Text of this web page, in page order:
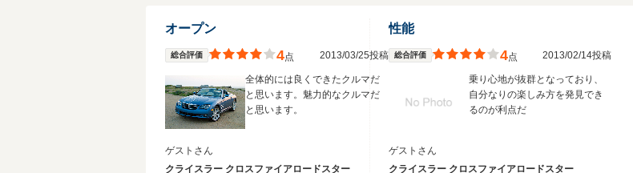
オープン
総合評価 4点 2013/03/25投稿
全体的には良くできたクルマだ
と思います。魅力的なクルマだ
と思います。
ゲストさん
クライスラー クロスファイアロードスター
性能
総合評価 4点 2013/02/14投稿
乗り心地が抜群となっており、
自分なりの楽しみ方を発見でき
るのが利点だ
ゲストさん
クライスラー クロスファイアロードスター